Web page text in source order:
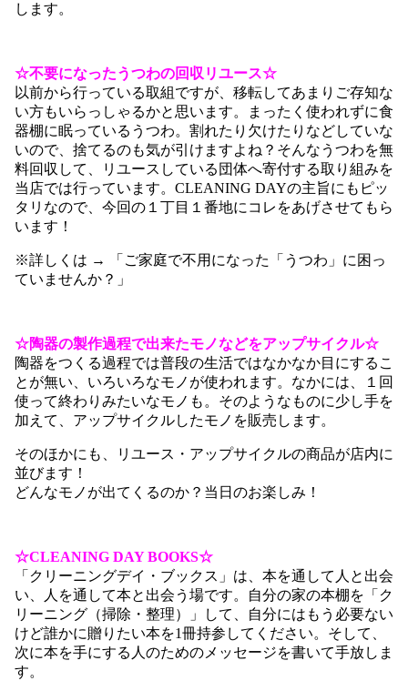
します。
☆不要になったうつわの回収リユース☆
以前から行っている取組ですが、移転してあまりご存知な
い方もいらっしゃるかと思います。まったく使われずに食
器棚に眠っているうつわ。割れたり欠けたりなどしていな
いので、捨てるのも気が引けますよね？そんなうつわを無
料回収して、リユースしている団体へ寄付する取り組みを
当店では行っています。CLEANING DAYの主旨にもピッ
タリなので、今回の１丁目１番地にコレをあげさせてもら
います！
※詳しくは →
「ご家庭で不用になった「うつわ」に困っ
ていませんか？」
☆陶器の製作過程で出来たモノなどをアップサイクル☆
陶器をつくる過程では普段の生活ではなかなか目にするこ
とが無い、いろいろなモノが使われます。なかには、１回
使って終わりみたいなモノも。そのようなものに少し手を
加えて、アップサイクルしたモノを販売します。
そのほかにも、リユース・アップサイクルの商品が店内に
並びます！
どんなモノが出てくるのか？当日のお楽しみ！
☆CLEANING DAY BOOKS☆
「クリーニングデイ・ブックス」は、本を通して人と出会
い、人を通して本と出会う場です。自分の家の本棚を「ク
リーニング（掃除・整理）」して、自分にはもう必要ない
けど誰かに贈りたい本を1冊持参してください。そして、
次に本を手にする人のためのメッセージを書いて手放しま
す。